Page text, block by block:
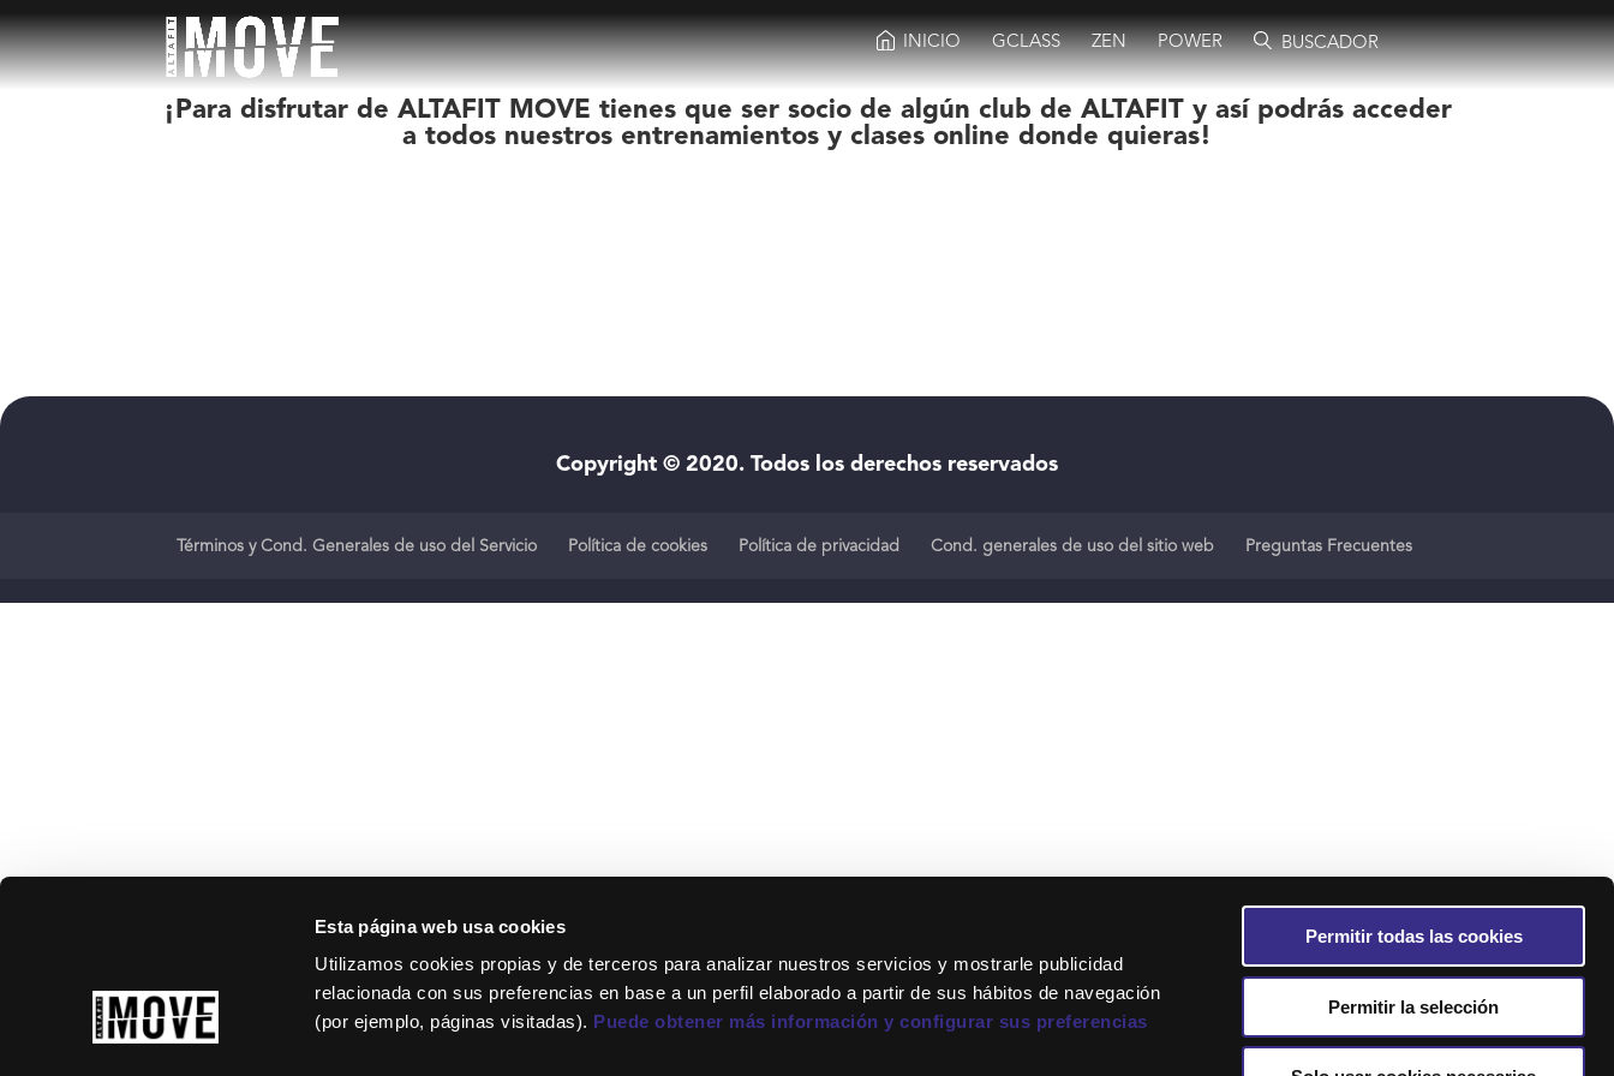
Esta página web usa cookies
Utilizamos cookies propias y de terceros para analizar nuestros servicios y mostrarle publicidad
relacionada con sus preferencias en base a un perfil elaborado a partir de sus hábitos de navegación
(por ejemplo, páginas visitadas). Puede obtener más información y configurar sus preferencias
Permitir todas las cookies
Permitir la selección
INICIO GCLASS ZEN POWER BUSCADOR
¡Para disfrutar de ALTAFIT MOVE tienes que ser socio de algún club de ALTAFIT y así podrás acceder
a todos nuestros entrenamientos y clases online donde quieras!
Copyright © 2020. Todos los derechos reservados
Términos y Cond. Generales de uso del Servicio Política de cookies Política de privacidad Cond. generales de uso del sitio web Preguntas Frecuentes